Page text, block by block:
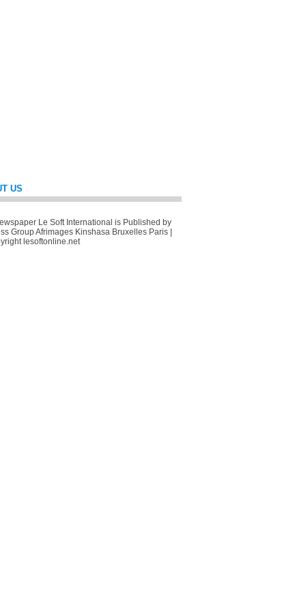
US
Le Soft International is Published by
Group Afrimages Kinshasa Bruxelles Paris |
lesoftonline.net